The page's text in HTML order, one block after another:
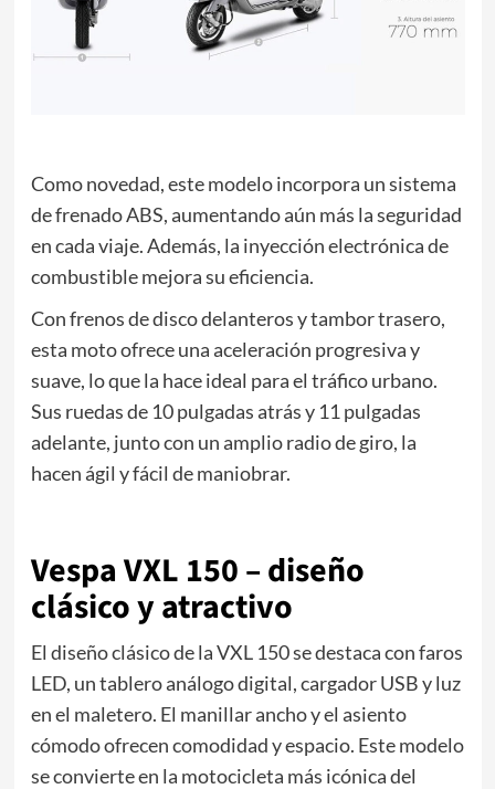
Como novedad, este modelo incorpora un sistema
de frenado ABS, aumentando aún más la seguridad
en cada viaje. Además, la inyección electrónica de
combustible mejora su eficiencia.
Con frenos de disco delanteros y tambor trasero,
esta moto ofrece una aceleración progresiva y
suave, lo que la hace ideal para el tráfico urbano.
Sus ruedas de 10 pulgadas atrás y 11 pulgadas
adelante, junto con un amplio radio de giro, la
hacen ágil y fácil de maniobrar.
Vespa VXL 150 – diseño
clásico y atractivo
El diseño clásico de la VXL 150 se destaca con faros
LED, un tablero análogo digital, cargador USB y luz
en el maletero. El manillar ancho y el asiento
cómodo ofrecen comodidad y espacio. Este modelo
se convierte en la motocicleta más icónica del